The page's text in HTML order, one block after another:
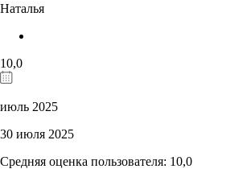
Наталья
10,0
июль 2025
30 июля 2025
Средняя оценка пользователя: 10,0